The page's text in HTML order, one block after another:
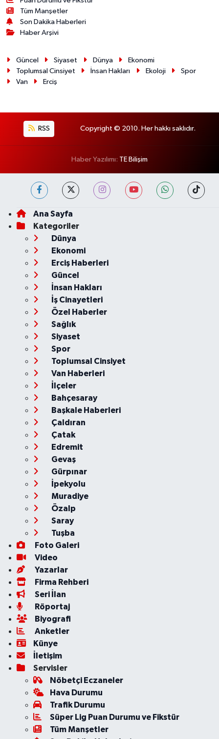
Tüm Manşetler
Son Dakika Haberleri
Haber Arşivi
Güncel Siyaset Dünya
Ekonomi
Toplumsal Cinsiyet
İnsan Hakları Ekoloji
Spor
Van
Erciş
RSS Copyright © 2010. Her hakkı saklıdır.
Haber Yazılımı: TE Bilişim
Ana Sayfa
Kategoriler
Dünya
Ekonomi
Erciş Haberleri
Güncel
İnsan Hakları
İş Cinayetleri
Özel Haberler
Sağlık
Siyaset
Spor
Toplumsal Cinsiyet
Van Haberleri
İlçeler
Bahçesaray
Başkale Haberleri
Çaldıran
Çatak
Edremit
Gevaş
Gürpınar
İpekyolu
Muradiye
Özalp
Saray
Tuşba
Foto Galeri
Video
Yazarlar
Firma Rehberi
Seri İlan
Röportaj
Biyografi
Anketler
Künye
İletişim
Servisler
Nöbetçi Eczaneler
Hava Durumu
Trafik Durumu
Süper Lig Puan Durumu ve Fikstür
Tüm Manşetler